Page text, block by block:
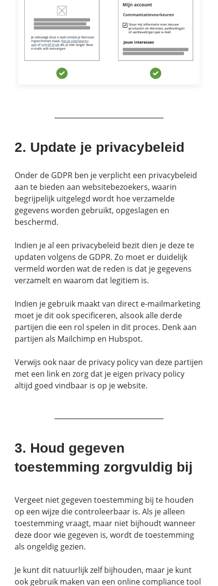
2. Update je privacybeleid
Onder de GDPR ben je verplicht een privacybeleid
aan te bieden aan websitebezoekers, waarin
begrijpelijk uitgelegd wordt hoe verzamelde
gegevens worden gebruikt, opgeslagen en
beschermd.
Indien je al een privacybeleid bezit dien je deze te
updaten volgens de GDPR. Zo moet er duidelijk
vermeld worden wat de reden is dat je gegevens
verzamelt en waarom dat legitiem is.
Indien je gebruik maakt van direct e-mailmarketing
moet je dit ook specificeren, alsook alle derde
partijen die een rol spelen in dit proces. Denk aan
partijen als Mailchimp en Hubspot.
Verwijs ook naar de privacy policy van deze partijen
met een link en zorg dat je eigen privacy policy
altijd goed vindbaar is op je website.
3. Houd gegeven
toestemming zorgvuldig bij
Vergeet niet gegeven toestemming bij te houden
op een wijze die controleerbaar is. Als je alleen
toestemming vraagt, maar niet bijhoudt wanneer
deze door wie gegeven is, wordt de toestemming
als ongeldig gezien.
Je kunt dit natuurlijk zelf bijhouden, maar je kunt
ook gebruik maken van een online compliance tool